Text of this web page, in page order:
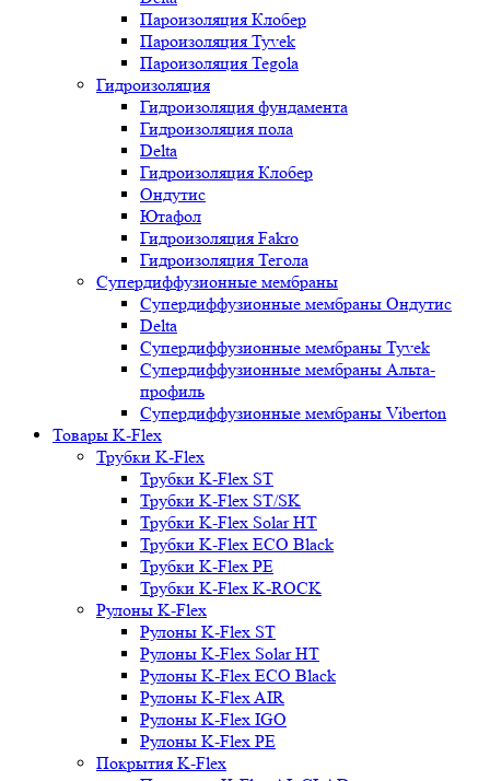
Пароизоляция Клобер
Пароизоляция Tyvek
Пароизоляция Tegola
Гидроизоляция
Гидроизоляция фундамента
Гидроизоляция пола
Delta
Гидроизоляция Клобер
Ондутис
Ютафол
Гидроизоляция Fakro
Гидроизоляция Тегола
Супердиффузионные мембраны
Супердиффузионные мембраны Ондутис
Delta
Супердиффузионные мембраны Tyvek
Супердиффузионные мембраны Альта-
профиль
Супердиффузионные мембраны Viberton
Товары K-Flex
Трубки K-Flex
Трубки K-Flex ST
Трубки K-Flex ST/SK
Трубки K-Flex Solar HT
Трубки K-Flex ECO Black
Трубки K-Flex PE
Трубки K-Flex K-ROCK
Рулоны K-Flex
Рулоны K-Flex ST
Рулоны K-Flex Solar HT
Рулоны K-Flex ECO Black
Рулоны K-Flex AIR
Рулоны K-Flex IGO
Рулоны K-Flex PE
Покрытия K-Flex